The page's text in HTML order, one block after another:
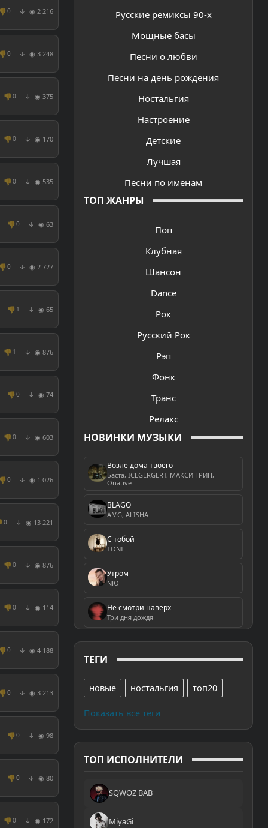
Русские ремиксы 90-х
Мощные басы
Песни о любви
Песни на день рождения
Ностальгия
Настроение
Детские
Лучшая
Песни по именам
ТОП ЖАНРЫ
Поп
Клубная
Шансон
Dance
Рок
Русский Рок
Рэп
Фонк
Транс
Релакс
НОВИНКИ МУЗЫКИ
Возле дома твоего
Баста, ICEGERGERT, МАКСИ ГРИН,
Onative
BLAGO
A.V.G, ALISHA
С тобой
TONI
Утром
NЮ
Не смотри наверх
Три дня дождя
ТЕГИ
новые ностальгия топ20
Показать все теги
ТОП ИСПОЛНИТЕЛИ
SQWOZ BAB
MiyaGi
0 ↓ ◉ 2 216
0 ↓ ◉ 3 248
👎 0 ↓ ◉ 375
👎 0 ↓ ◉ 170
👎 0 ↓ ◉ 535
👎 0 ↓ ◉ 63
0 ↓ ◉ 2 727
👎 1 ↓ ◉ 65
👎 1 ↓ ◉ 876
👎 0 ↓ ◉ 74
👎 0 ↓ ◉ 603
0 ↓ ◉ 1 026
0 ↓ ◉ 13 221
👎 0 ↓ ◉ 876
👎 0 ↓ ◉ 114
0 ↓ ◉ 4 188
0 ↓ ◉ 3 213
👎 0 ↓ ◉ 98
👎 0 ↓ ◉ 80
👎 0 ↓ ◉ 172